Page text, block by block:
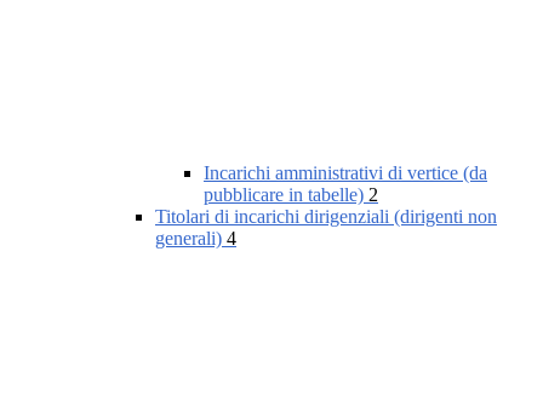
Incarichi amministrativi di vertice (da
pubblicare in tabelle) 2
Titolari di incarichi dirigenziali (dirigenti non
generali) 4